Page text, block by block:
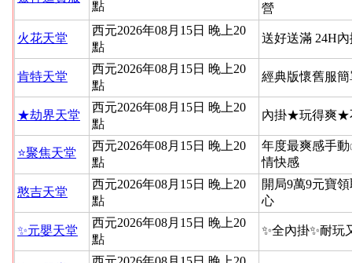
點
營
火花天堂
西元2026年08月15日 晚上20
點
送好送滿 24H
肯特天堂
西元2026年08月15日 晚上20
點
經典版懷舊服
★劫界天堂
西元2026年08月15日 晚上20
點
內掛★玩得爽★
⭐聚焦天堂
西元2026年08月15日 晚上20
點
年度最爽感手
情快感
憨吉天堂
西元2026年08月15日 晚上20
點
開局9萬9元寶
心
✨元嬰天堂
西元2026年08月15日 晚上20
點
✨全內掛✨耐玩